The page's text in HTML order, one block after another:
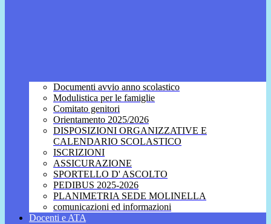
Documenti avvio anno scolastico
Modulistica per le famiglie
Comitato genitori
Orientamento 2025/2026
DISPOSIZIONI ORGANIZZATIVE E
CALENDARIO SCOLASTICO
ISCRIZIONI
ASSICURAZIONE
SPORTELLO D' ASCOLTO
PEDIBUS 2025-2026
PLANIMETRIA SEDE MOLINELLA
comunicazioni ed informazioni
Docenti e ATA